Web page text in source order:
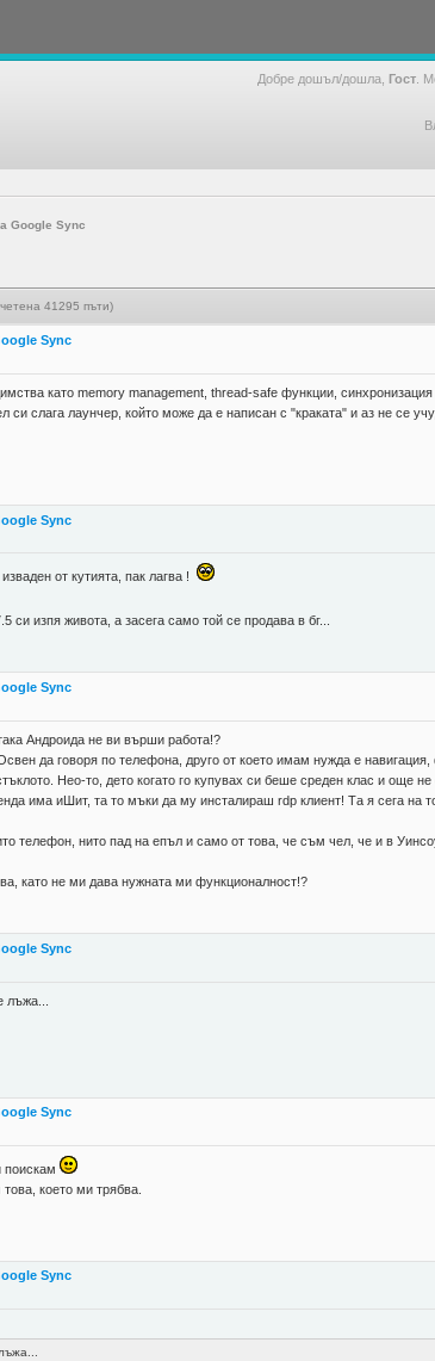
Добре дошъл/дошла, Гост .
Google Sync
41295 пъти)
Sync
като memory management, thread-safe функции,
слага лаунчер, който може да е написан с "краката" и аз не се
Sync
от кутията, пак лагва !
си изпя живота, а засега само той се продава в бг...
Sync
Андроида не ви върши работа!?
да говоря по телефона, друго от което имам нужда е
Нео-то, дето когато го купувах си беше среден клас и още
има иШит, та то мъки да му инсталираш rdp клиент! Та я сега на
телефон, нито пад на епъл и само от това, че съм чел, че и в
като не ми дава нужната ми функционалност!?
Sync
лъжа...
Sync
поискам
което ми трябва.
Sync